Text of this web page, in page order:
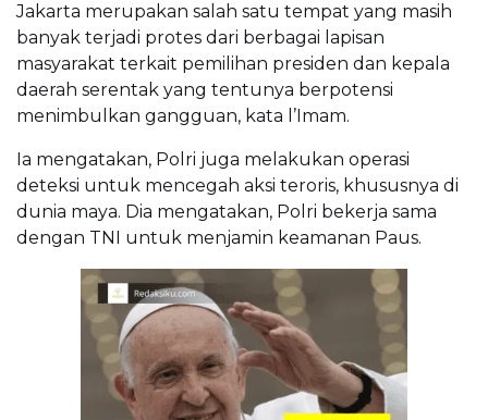
Jakarta merupakan salah satu tempat yang masih
banyak terjadi protes dari berbagai lapisan
masyarakat terkait pemilihan presiden dan kepala
daerah serentak yang tentunya berpotensi
menimbulkan gangguan, kata l’Imam.
Ia mengatakan, Polri juga melakukan operasi
deteksi untuk mencegah aksi teroris, khususnya di
dunia maya. Dia mengatakan, Polri bekerja sama
dengan TNI untuk menjamin keamanan Paus.